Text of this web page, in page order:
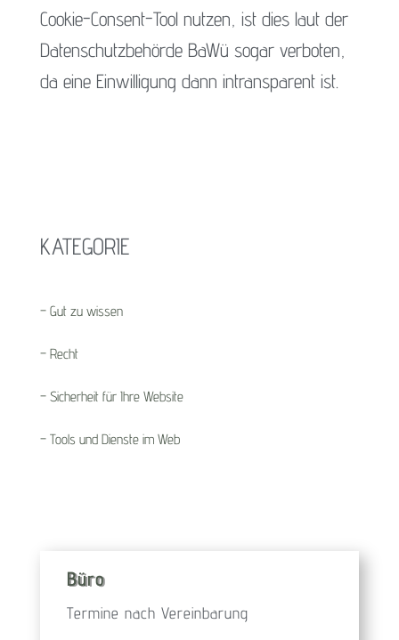
Cookie-Consent-Tool nutzen, ist dies laut der
Datenschutzbehörde BaWü sogar verboten,
da eine Einwilligung dann intransparent ist.
KATEGORIE
– Gut zu wissen
– Recht
– Sicherheit für Ihre Website
– Tools und Dienste im Web
Büro
Termine nach Vereinbarung